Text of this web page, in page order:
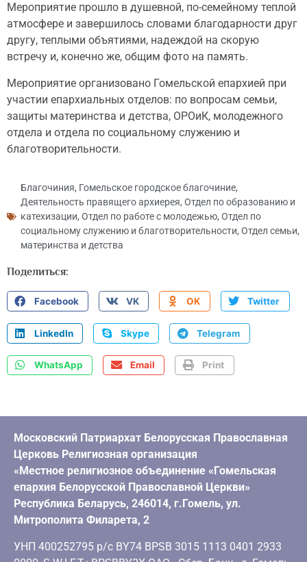
Мероприятие прошло в душевной, по-семейному теплой
атмосфере и завершилось словами благодарности друг
другу, теплыми объятиями, надеждой на скорую
встречу и, конечно же, общим фото на память.
Мероприятие организовано Гомельской епархией при
участии епархиальных отделов: по вопросам семьи,
защиты материнства и детства, ОРОиК, молодежного
отдела и отдела по социальному служению и
благотворительности.
Благочиния, Гомельское городское благочиние,
Деятельность правящего архиерея, Отдел по образованию и
катехизации, Отдел по работе с молодежью, Отдел по
социальному служению и благотворительности, Отдел семьи,
материнства и детства
Поделиться:
Facebook VK OK Twitter
LinkedIn Skype Telegram
WhatsApp Email Print
Московский Патриархат Белорусская Православная
Церковь Религиозная организация
«Местное религиозное объединение «Гомельская
епархия Белорусской Православной Церкви»
Республика Беларусь, 246014, г.Гомель, ул.
Митрополита Филарета, 2
УНП 400252795 р/с BY74 BPSB 3015 1113 0401 2933